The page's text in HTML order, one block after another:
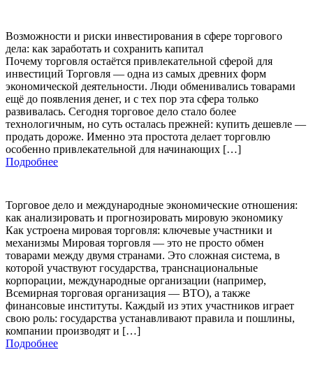
Возможности и риски инвестирования в сфере торгового
дела: как заработать и сохранить капитал
Почему торговля остаётся привлекательной сферой для
инвестиций Торговля — одна из самых древних форм
экономической деятельности. Люди обменивались товарами
ещё до появления денег, и с тех пор эта сфера только
развивалась. Сегодня торговое дело стало более
технологичным, но суть осталась прежней: купить дешевле —
продать дороже. Именно эта простота делает торговлю
особенно привлекательной для начинающих […]
Подробнее
Торговое дело и международные экономические отношения:
как анализировать и прогнозировать мировую экономику
Как устроена мировая торговля: ключевые участники и
механизмы Мировая торговля — это не просто обмен
товарами между двумя странами. Это сложная система, в
которой участвуют государства, транснациональные
корпорации, международные организации (например,
Всемирная торговая организация — ВТО), а также
финансовые институты. Каждый из этих участников играет
свою роль: государства устанавливают правила и пошлины,
компании производят и […]
Подробнее